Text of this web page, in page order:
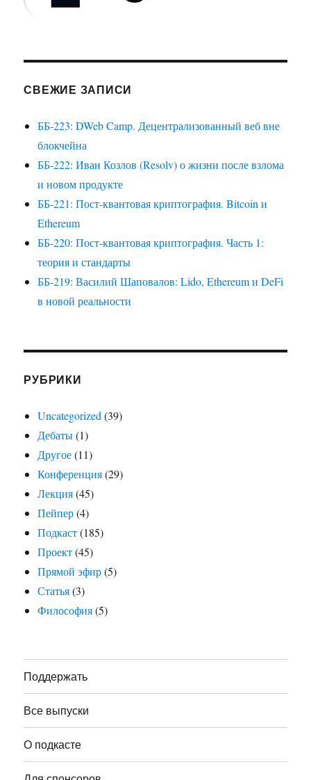
СВЕЖИЕ ЗАПИСИ
ББ-223: DWeb Camp. Децентрализованный веб вне
блокчейна
ББ-222: Иван Козлов (Resolv) о жизни после взлома
и новом продукте
ББ-221: Пост-квантовая криптография. Bitcoin и
Ethereum
ББ-220: Пост-квантовая криптография. Часть 1:
теория и стандарты
ББ-219: Василий Шаповалов: Lido, Ethereum и DeFi
в новой реальности
РУБРИКИ
Uncategorized (39)
Дебаты(1)
Другое(11)
Конференция(29)
Лекция(45)
Пейпер(4)
Подкаст(185)
Проект(45)
Прямой эфир(5)
Статья(3)
Философия(5)
Поддержать
Все выпуски
О подкасте